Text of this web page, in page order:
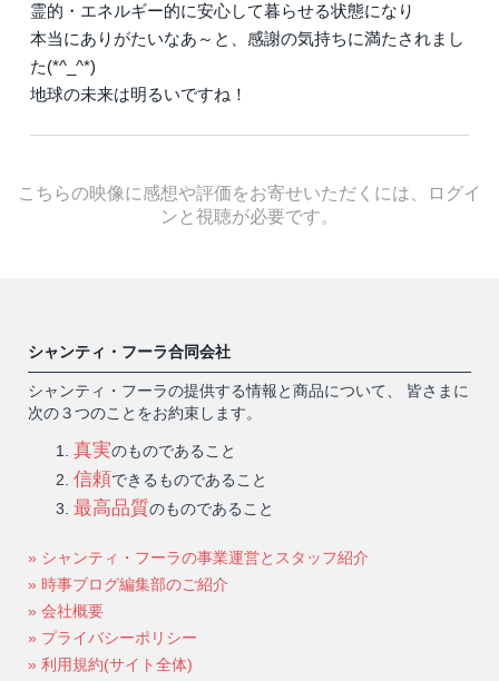
霊的・エネルギー的に安心して暮らせる状態になり
本当にありがたいなあ～と、感謝の気持ちに満たされまし
た(*^_^*)
地球の未来は明るいですね！
こちらの映像に感想や評価をお寄せいただくには、ログイ
ンと視聴が必要です。
シャンティ・フーラ合同会社
シャンティ・フーラの提供する情報と商品について、 皆さまに
次の３つのことをお約束します。
真実のものであること
信頼できるものであること
最高品質のものであること
» シャンティ・フーラの事業運営とスタッフ紹介
» 時事ブログ編集部のご紹介
» 会社概要
» プライバシーポリシー
» 利用規約(サイト全体)